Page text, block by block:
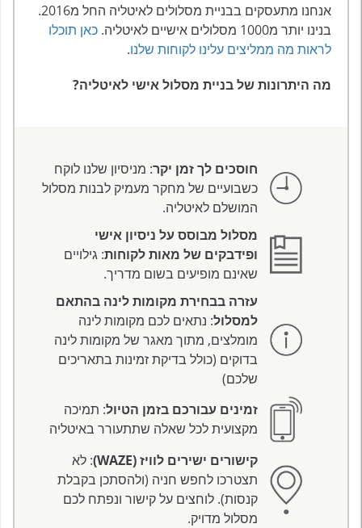
אנחנו מתעסקים בבניית מסלולים לאיטליה החל מ2016.
בנינו יותר מ1000 מסלולים אישיים לאיטליה.
כאן תוכלו
לראות מה ממליצים עלינו לקוחות שלנו.
מה היתרונות של בניית מסלול אישי לאיטליה?
חוסכים לך זמן יקר: מניסיון שלנו לוקח
כשבועיים של מחקר מעמיק לבנות מסלול
המושלם לאיטליה.
מסלול מבוסס על ניסיון אישי
ופידבקים של מאות לקוחות: גילויים
שאינם מופיעים בשום מדריך.
עזרה בבחירת מקומות לינה בהתאם
למסלול: נתאים לכם מקומות לינה
מומלצים, מתוך מאגר של מקומות לינה
בדוקים (כולל בדיקת זמינות בתאריכים
שלכם)
זמינים עבורכם בזמן הטיול: תמיכה
מקצועית לכל שאלה שתתעורר באיטליה
קישורים ישירים לוויז (WAZE)
: לא
תצטרכו לחפש חניה (ולהסתכן בקבלת
קנסות). לוחצים על קישור ונפתח לכם
מסלול מדויק.